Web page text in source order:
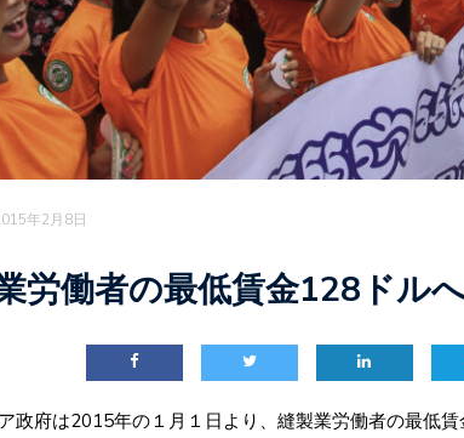
年2月8日
労働者の最低賃金128ドル
政府は2015年の１月１日より、縫製業労働者の最低